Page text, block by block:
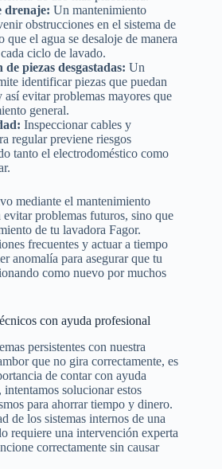
drenaje: Un mantenimiento
obstrucciones en el sistema de
que el agua se desaloje de manera
ciclo de lavado.
piezas desgastadas: Un
identificar piezas que puedan
evitar problemas mayores que
general.
Inspeccionar cables y
regular previene riesgos
tanto el electrodoméstico como
mediante el mantenimiento
problemas futuros, sino que
de tu lavadora Fagor.
frecuentes y actuar a tiempo
anomalía para asegurar que tu
como nuevo por muchos
con ayuda profesional
persistentes con nuestra
que no gira correctamente, es
de contar con ayuda
solucionar estos
para ahorrar tiempo y dinero.
de los sistemas internos de una
requiere una intervención experta
correctamente sin causar